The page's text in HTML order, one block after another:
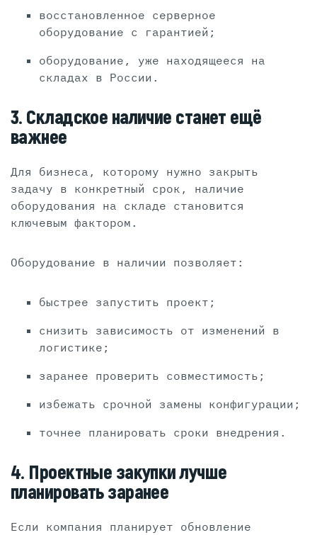
восстановленное серверное
оборудование с гарантией;
оборудование, уже находящееся на
складах в России.
3. Складское наличие станет ещё
важнее
Для бизнеса, которому нужно закрыть
задачу в конкретный срок, наличие
оборудования на складе становится
ключевым фактором.
Оборудование в наличии позволяет:
быстрее запустить проект;
снизить зависимость от изменений в
логистике;
заранее проверить совместимость;
избежать срочной замены конфигурации;
точнее планировать сроки внедрения.
4. Проектные закупки лучше
планировать заранее
Если компания планирует обновление